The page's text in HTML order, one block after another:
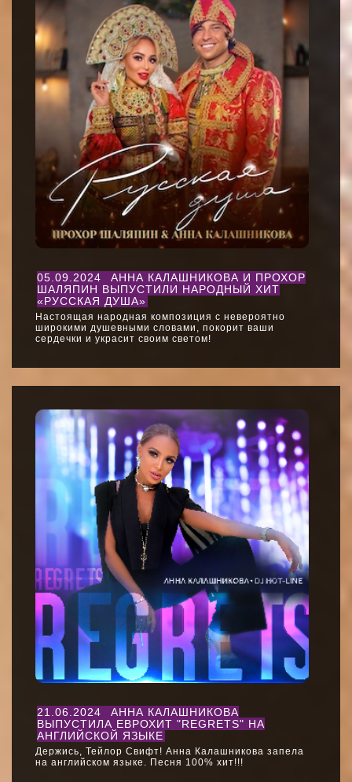
05.09.2024
АННА КАЛАШНИКОВА И ПРОХОР
ШАЛЯПИН ВЫПУСТИЛИ НАРОДНЫЙ ХИТ
«РУССКАЯ ДУША»
Настоящая народная композиция c невероятно
широкими душевными словами, покорит ваши
сердечки и украсит своим светом!
21.06.2024
АННА КАЛАШНИКОВА
ВЫПУСТИЛА ЕВРОХИТ "REGRETS" НА
АНГЛИЙСКОЙ ЯЗЫКЕ
Держись, Тейлор Свифт! Анна Калашникова запела
на английском языке. Песня 100% хит!!!